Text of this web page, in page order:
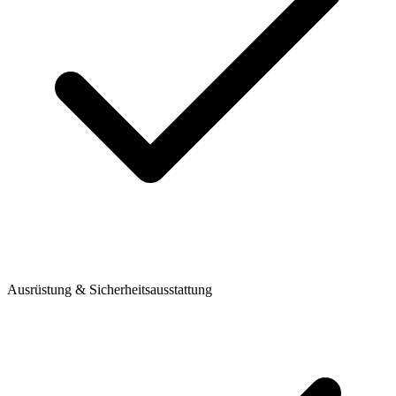
Ausrüstung & Sicherheitsausstattung